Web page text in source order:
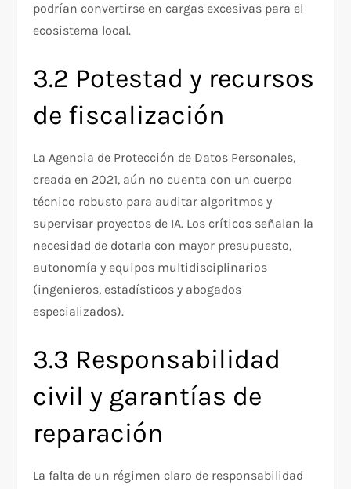
podrían convertirse en cargas excesivas para el
ecosistema local.
3.2 Potestad y recursos
de fiscalización
La Agencia de Protección de Datos Personales,
creada en 2021, aún no cuenta con un cuerpo
técnico robusto para auditar algoritmos y
supervisar proyectos de IA. Los críticos señalan la
necesidad de dotarla con mayor presupuesto,
autonomía y equipos multidisciplinarios
(ingenieros, estadísticos y abogados
especializados).
3.3 Responsabilidad
civil y garantías de
reparación
La falta de un régimen claro de responsabilidad